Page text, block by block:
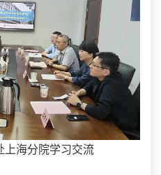
上海分院学习交流